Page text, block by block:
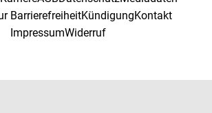
BarrierefreiheitKündigungKontakt
ImpressumWiderruf